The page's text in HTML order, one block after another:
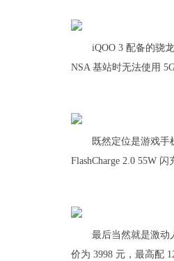
iQOO 3 配备的骁
NSA 基站时无法使用
既然定位是游戏手
FlashCharge 2.0 55W
最后当然就是激动
价为 3998 元，最高配